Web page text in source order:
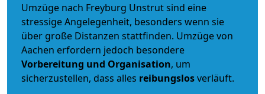
Umzüge nach Freyburg Unstrut sind eine
stressige Angelegenheit, besonders wenn sie
über große Distanzen stattfinden. Umzüge von
Aachen erfordern jedoch besondere
Vorbereitung und Organisation, um
sicherzustellen, dass alles reibungslosverläuft.